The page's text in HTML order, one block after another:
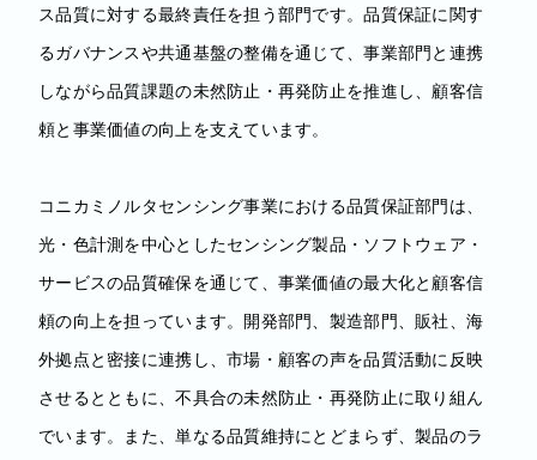
ス品質に対する最終責任を担う部門です。品質保証に関す
るガバナンスや共通基盤の整備を通じて、事業部門と連携
しながら品質課題の未然防止・再発防止を推進し、顧客信
頼と事業価値の向上を支えています。
コニカミノルタセンシング事業における品質保証部門は、
光・色計測を中心としたセンシング製品・ソフトウェア・
サービスの品質確保を通じて、事業価値の最大化と顧客信
頼の向上を担っています。開発部門、製造部門、販社、海
外拠点と密接に連携し、市場・顧客の声を品質活動に反映
させるとともに、不具合の未然防止・再発防止に取り組ん
でいます。また、単なる品質維持にとどまらず、製品のラ